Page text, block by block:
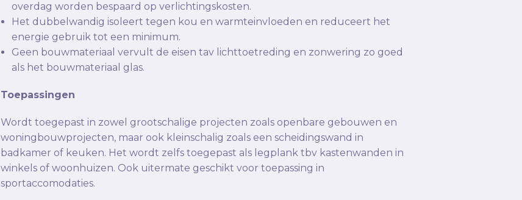
overdag worden bespaard op verlichtingskosten.
Het dubbelwandig isoleert tegen kou en warmteinvloeden en reduceert het
energie gebruik tot een minimum.
Geen bouwmateriaal vervult de eisen tav lichttoetreding en zonwering zo goed
als het bouwmateriaal glas.
Toepassingen
Wordt toegepast in zowel grootschalige projecten zoals openbare gebouwen en
woningbouwprojecten, maar ook kleinschalig zoals een scheidingswand in
badkamer of keuken. Het wordt zelfs toegepast als legplank tbv kastenwanden in
winkels of woonhuizen. Ook uitermate geschikt voor toepassing in
sportaccomodaties.